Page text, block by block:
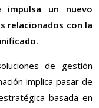
un nuevo
relacionados con la
de gestión
implica pasar de
basada en